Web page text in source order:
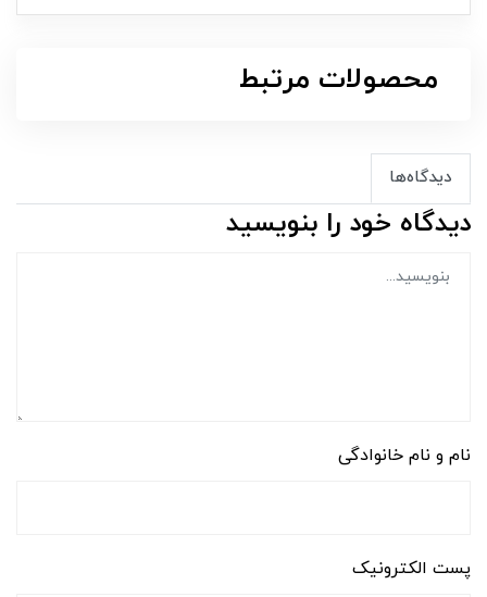
محصولات مرتبط
دیدگاه‌ها
دیدگاه خود را بنویسید
نام و نام خانوادگی
پست الکترونیک